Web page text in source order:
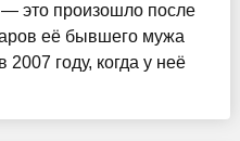
это произошло после
её бывшего мужа
году, когда у неё